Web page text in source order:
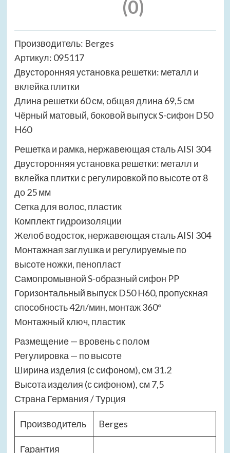
(0)
Производитель: Berges
Артикул: 095117
Двусторонняя установка решетки: металл и
вклейка плитки
Длина решетки 60 см, общая длина 69,5 см
Чёрный матовый, боковой выпуск S-сифон D50
H60
Решетка и рамка, нержавеющая сталь AISI 304
Двусторонняя установка решетки: металл и
вклейка плитки с регулировкой по высоте от 8
до 25 мм
Сетка для волос, пластик
Комплект гидроизоляции
Желоб водосток, нержавеющая сталь AISI 304
Монтажная заглушка и регулируемые по
высоте ножки, пенопласт
Самопромывной S-образный сифон PP
Горизонтальный выпуск D50 H60, пропускная
способность 42л/мин, монтаж 360°
Монтажный ключ, пластик
Размещение — вровень с полом
Регулировка — по высоте
Ширина изделия (с сифоном), см 31.2
Высота изделия (с сифоном), см 7,5
Страна Германия / Турция
Производитель Berges
Гарантия